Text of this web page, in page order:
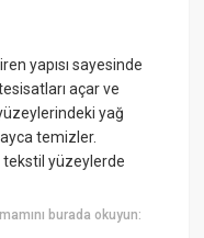
yapısı sayesinde
açar ve
yağ
temizler.
tekstil yüzeylerde
burada okuyun: